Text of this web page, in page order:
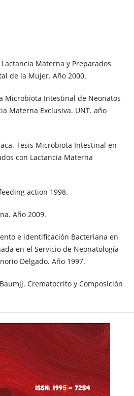
Materna y Preparados
de la Mujer. Año 2000.
Microbiota Intestinal de Neonatos
Materna Exclusiva. UNT. año
Tesis Microbiota Intestinal en
con Lactancia Materna
action 1998.
Año 2009.
e identificación Bacteriana en
en el Servicio de Neonatología
Delgado. Año 1997.
Crematocrito y Composición